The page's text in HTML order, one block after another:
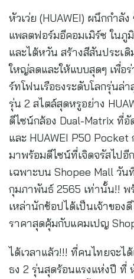
หัวเว่ย (HUAWEI) ผนึกกำลั
แพลตฟอร์มอีคอมเมิร์ซ ในภู
และไต้หวัน สร้างสีสันประเ
ใหญ่ลดและให้แบบสุดๆ เพื่อ
ร์ทโฟนเรือธงระดับโลกรุ่นล่
รุ่น 2 สไตล์สุดหรูอย่าง
ดีไซน์กล้อง Dual-Matrix ที่
และ HUAWEI P50
มาพร้อมดีไซน์ที่เจิดจรัสไป
เฉพาะบน Shopee Mall วัน
กุมภาพันธ์ 2565 เท่านั้น!! พ
เหล่านักช้อปได้เป็นเจ้าของ
ราคาสุดคุ้มกับแคมเปญ
ได้เวลาแล้ว!!! ที่คนไทยจะไ
ธง 2 รุ่นสุดร้อนแรงแห่งปี ที่